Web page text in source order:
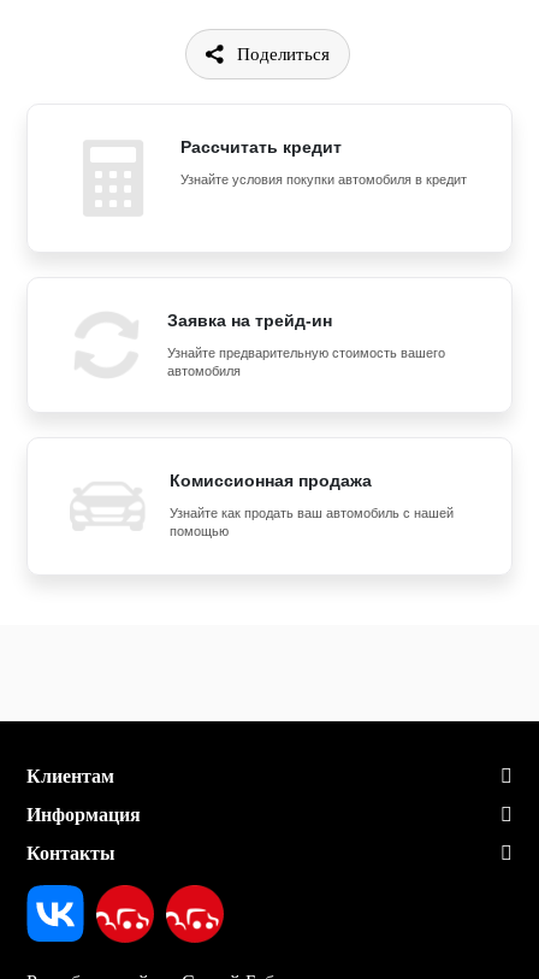
Поделиться
Рассчитать кредит
Узнайте условия покупки автомобиля в кредит
Заявка на трейд-ин
Узнайте предварительную стоимость вашего
автомобиля
Комиссионная продажа
Узнайте как продать ваш автомобиль с нашей
помощью
Клиентам
Информация
Контакты